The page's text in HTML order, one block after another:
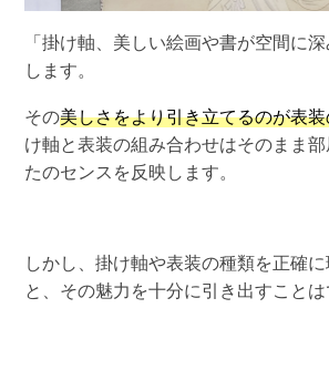
「掛け軸、美しい絵画や書が空間に
します。
その美しさをより引き立てるのが表
け軸と表装の組み合わせはそのまま
たのセンスを反映します。
しかし、掛け軸や表装の種類を正確
と、その魅力を十分に引き出すことは